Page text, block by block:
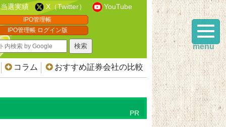
当選実績 X（Twitter） YouTube
IPO管理帳
IPO管理帳 ログイン版
コラム おすすめ証券会社の比較
menu